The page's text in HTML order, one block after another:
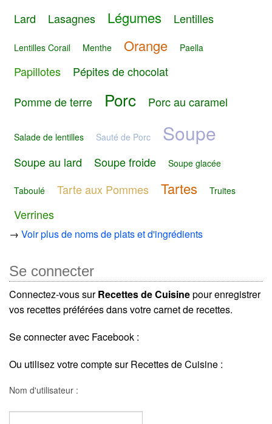
Lard Lasagnes Légumes Lentilles
Lentilles Corail Menthe Orange Paella
Papillotes
Pépites de chocolat
Pomme de terre
Porc Porc au caramel
Salade de lentilles Sauté de Porc Soupe
Soupe au lard Soupe froide Soupe glacée
Taboulé Tarte aux Pommes Tartes Truites
Verrines
→ Voir plus de noms de plats et d'ingrédients
Se connecter
Connectez-vous surRecettes de Cuisinepour enregistrer
vos recettes préférées dans votre carnet de recettes.
Se connecter avec Facebook :
Ou utilisez votre compte sur Recettes de Cuisine :
Nom d'utilisateur :